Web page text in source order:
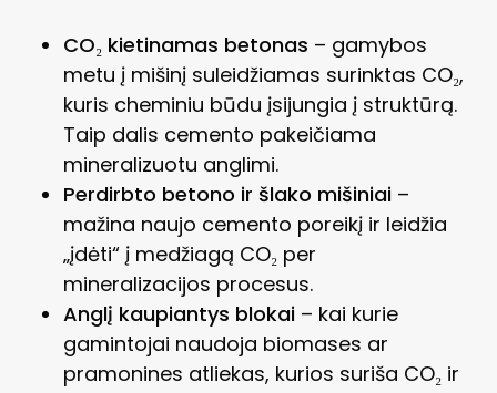
CO₂ kietinamas betonas – gamybos
metu į mišinį suleidžiamas surinktas CO₂,
kuris cheminiu būdu įsijungia į struktūrą.
Taip dalis cemento pakeičiama
mineralizuotu anglimi.
Perdirbto betono ir šlako mišiniai–
mažina naujo cemento poreikį ir leidžia
„įdėti“ į medžiagą CO₂ per
mineralizacijos procesus.
Anglį kaupiantys blokai– kai kurie
gamintojai naudoja biomases ar
pramonines atliekas, kurios suriša CO₂ ir